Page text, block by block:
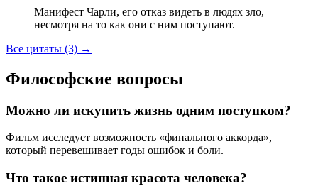
Манифест Чарли, его отказ видеть в людях зло,
несмотря на то как они с ним поступают.
Все цитаты (3) →
Философские вопросы
Можно ли искупить жизнь одним поступком?
Фильм исследует возможность «финального аккорда»,
который перевешивает годы ошибок и боли.
Что такое истинная красота человека?